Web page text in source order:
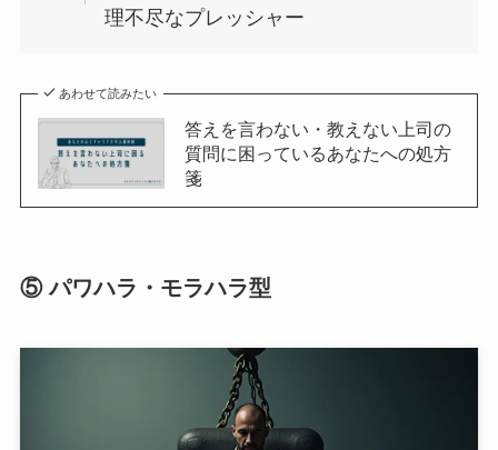
理不尽なプレッシャー
あわせて読みたい
答えを言わない・教えない上司の
質問に困っているあなたへの処方
箋
⑤ パワハラ・モラハラ型